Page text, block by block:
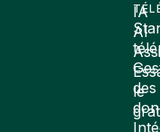
des
IA
AI
le